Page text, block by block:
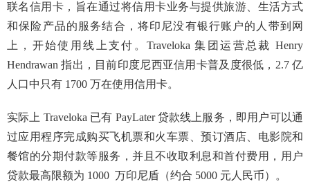
联名信用卡，旨在通过将信用卡业务与提供旅游、生活方式
和保险产品的服务结合，将印尼没有银行账户的人带到网
上，开始使用线上支付。Traveloka 集团运营总裁 Henry
Hendrawan 指出，目前印度尼西亚信用卡普及度很低，2.7 亿
人口中只有 1700 万在使用信用卡。
实际上 Traveloka 已有 PayLater 贷款线上服务，即用户可以通
过应用程序完成购买飞机票和火车票、预订酒店、电影院和
餐馆的分期付款等服务，并且不收取利息和首付费用，用户
贷款最高限额为 1000 万印尼盾（约合 5000 元人民币）。